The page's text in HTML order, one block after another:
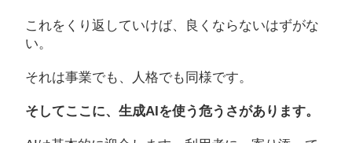
これをくり返していけば、良くならないはずがな
い。
それは事業でも、人格でも同様です。
そしてここに、生成AIを使う危うさがあります。